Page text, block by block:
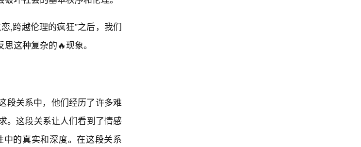
,跨越伦理的疯狂”之后，我们
这种复杂的🔥现象。
段关系中，他们经历了许多难
。这段关系让人们看到了情感
的真实和深度。在这段关系